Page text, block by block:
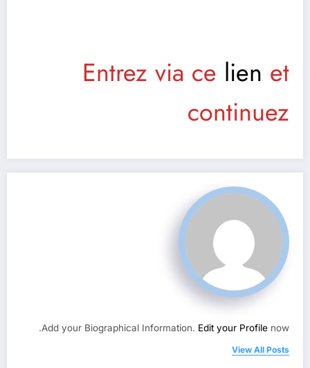
Entrez via ce lien et
continuez
Add your Biographical Information. Edit your Profile now.
View All Posts